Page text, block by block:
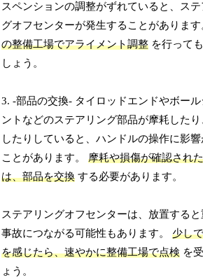
スペンションの調整がずれていると、ステ
グオフセンターが発生することがありま
の整備工場でアライメント調整 を行って
しょう。
3. -部品の交換- タイロッドエンドやボール
ントなどのステアリング部品が摩耗した
したりしていると、ハンドルの操作に影響
ことがあります。摩耗や損傷が確認され
は、部品を交換 する必要があります。
ステアリングオフセンターは、放置すると
事故につながる可能性もあります。少し
を感じたら、速やかに整備工場で点検 を
ょう。